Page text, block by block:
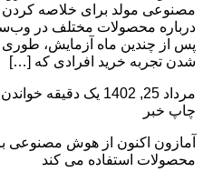
مصنوعی مولد برای خلاصه
درباره محصولات مختلف در
پس از چندین ماه آزمایش،
شدن تجربه خرید افرادی که […]
مرداد 25, 1402
یک دقیقه خواندن
چاپ خبر
آمازون اکنون از هوش مصنوعی
محصولات استفاده می کند